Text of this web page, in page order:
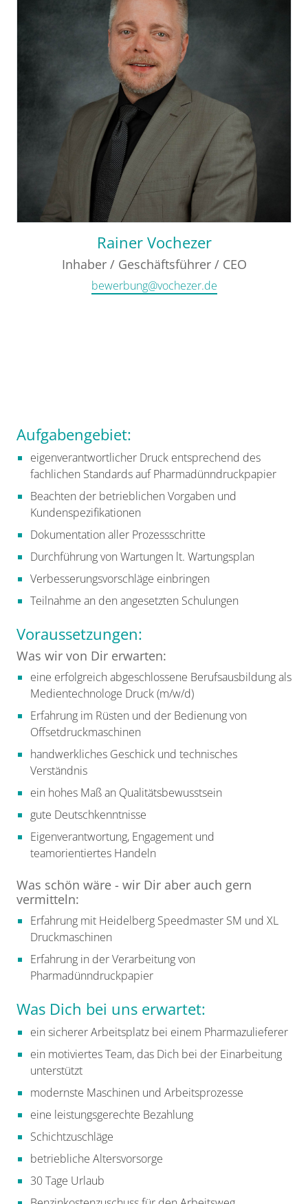
Rainer Vochezer
Inhaber / Geschäftsführer / CEO
bewerbung@vochezer.de
Aufgabengebiet:
eigenverantwortlicher Druck entsprechend des
fachlichen Standards auf Pharmadünndruckpapier
Beachten der betrieblichen Vorgaben und
Kundenspezifikationen
Dokumentation aller Prozessschritte
Durchführung von Wartungen lt. Wartungsplan
Verbesserungsvorschläge einbringen
Teilnahme an den angesetzten Schulungen
Voraussetzungen:
Was wir von Dir erwarten:
eine erfolgreich abgeschlossene Berufsausbildung als
Medientechnologe Druck (m/w/d)
Erfahrung im Rüsten und der Bedienung von
Offsetdruckmaschinen
handwerkliches Geschick und technisches
Verständnis
ein hohes Maß an Qualitätsbewusstsein
gute Deutschkenntnisse
Eigenverantwortung, Engagement und
teamorientiertes Handeln
Was schön wäre - wir Dir aber auch gern
vermitteln:
Erfahrung mit Heidelberg Speedmaster SM und XL
Druckmaschinen
Erfahrung in der Verarbeitung von
Pharmadünndruckpapier
Was Dich bei uns erwartet:
ein sicherer Arbeitsplatz bei einem Pharmazulieferer
ein motiviertes Team, das Dich bei der Einarbeitung
unterstützt
modernste Maschinen und Arbeitsprozesse
eine leistungsgerechte Bezahlung
Schichtzuschläge
betriebliche Altersvorsorge
30 Tage Urlaub